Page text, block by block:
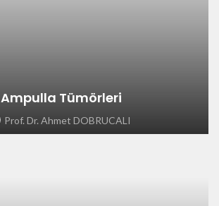
Ampulla Tümörleri
Prof. Dr. Ahmet DOBRUCALI